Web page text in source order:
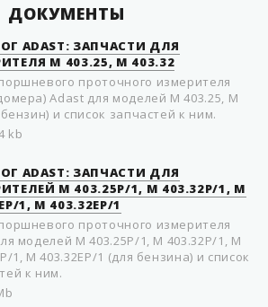
ДОКУМЕНТЫ
ADAST: ЗАПЧАСТИ ДЛЯ
М 403.25, М 403.32
проточного измерителя
Adast для моделей М 403.25, М
и список запчастей к ним.
kb
ADAST: ЗАПЧАСТИ ДЛЯ
M 403.25P/1, M 403.32P/1, M
1, M 403.32EP/1
прoтoчного измерителя
моделей M 403.25P/1, M 403.32P/1, M
1, M 403.32EP/1 (для бензина) и список
к ним.